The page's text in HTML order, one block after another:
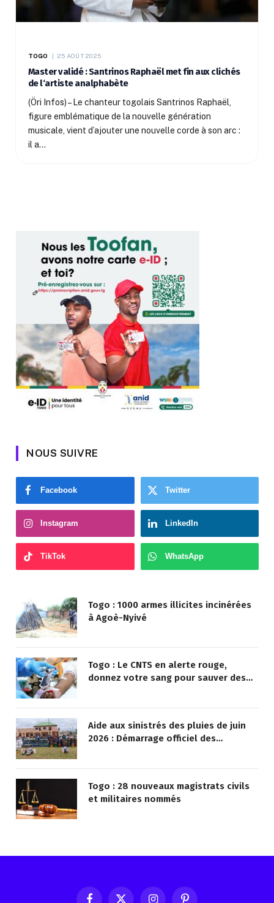
TOGO 25 AOÛT 2025
Master validé : Santrinos Raphaël met fin aux clichés
de l‘artiste analphabète
(Öri Infos) – Le chanteur togolais Santrinos Raphaël,
figure emblématique de la nouvelle génération
musicale, vient d’ajouter une nouvelle corde à son arc :
il a…
NOUS SUIVRE
Facebook Twitter
Instagram LinkedIn
TikTok WhatsApp
Togo : 1000 armes illicites incinérées
à Agoè-Nyivé
Togo : Le CNTS en alerte rouge,
donnez votre sang pour sauver des
Aide aux sinistrés des pluies de juin
2026 : Démarrage officiel des
Togo : 28 nouveaux magistrats civils
et militaires nommés